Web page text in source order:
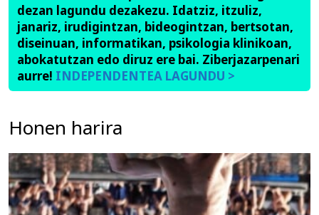
dezan lagundu dezakezu. Idatziz, itzuliz,
janariz, irudigintzan, bideogintzan, bertsotan,
diseinuan, informatikan, psikologia klinikoan,
abokatutzan edo diruz ere bai. Ziberjazarpenari
aurre! INDEPENDENTEA LAGUNDU >
Honen harira